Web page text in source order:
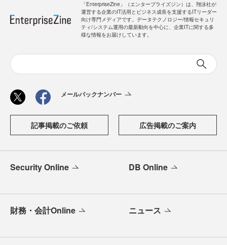
「EnterpriseZine」（エンタープライズジン）は、翔泳社が
運営する企業のIT活用とビジネス成長を支援するITリーダー
向け専門メディアです。データテクノロジー/情報セキュリ
ティ/システム運用の最新動向を中心に、企業ITに関する多
様な情報をお届けしています。
メールバックナンバー
記事掲載のご依頼 広告掲載のご案内
Security Online DB Online
財務・会計Online ニュース